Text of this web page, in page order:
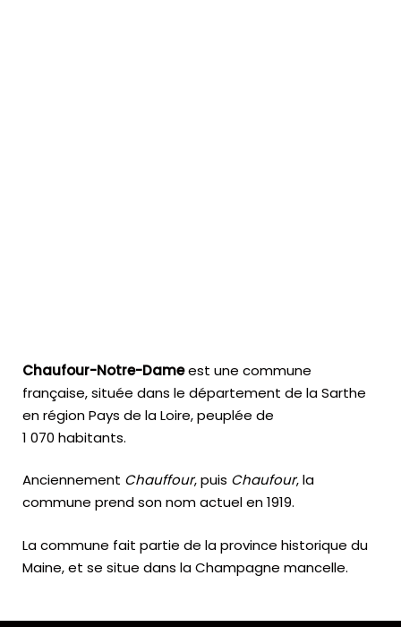
Chaufour-Notre-Dameest une commune
française, située dans le département de la Sarthe
en région Pays de la Loire, peuplée de
1 070 habitants.
Anciennement Chauffour, puis Chaufour, la
commune prend son nom actuel en 1919.
La commune fait partie de la province historique du
Maine, et se situe dans la Champagne mancelle.